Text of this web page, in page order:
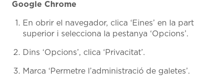
Google Chrome
En obrir el navegador, clica ‘Eines’ en la part
superior i selecciona la pestanya ‘Opcions’.
Dins ‘Opcions’, clica ‘Privacitat’.
Marca ‘Permetre l’administració de galetes’.